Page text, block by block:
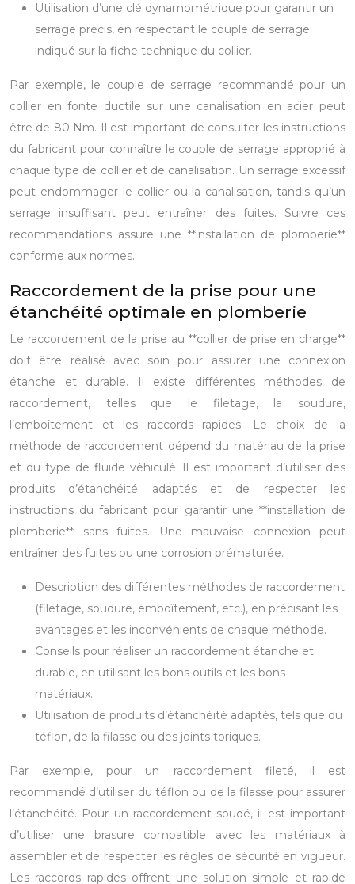
Utilisation d’une clé dynamométrique pour garantir un
serrage précis, en respectant le couple de serrage
indiqué sur la fiche technique du collier.
Par exemple, le couple de serrage recommandé pour un
collier en fonte ductile sur une canalisation en acier peut
être de 80 Nm. Il est important de consulter les instructions
du fabricant pour connaître le couple de serrage approprié à
chaque type de collier et de canalisation. Un serrage excessif
peut endommager le collier ou la canalisation, tandis qu’un
serrage insuffisant peut entraîner des fuites. Suivre ces
recommandations assure une **installation de plomberie**
conforme aux normes.
Raccordement de la prise pour une
étanchéité optimale en plomberie
Le raccordement de la prise au **collier de prise en charge**
doit être réalisé avec soin pour assurer une connexion
étanche et durable. Il existe différentes méthodes de
raccordement, telles que le filetage, la soudure,
l’emboîtement et les raccords rapides. Le choix de la
méthode de raccordement dépend du matériau de la prise
et du type de fluide véhiculé. Il est important d’utiliser des
produits d’étanchéité adaptés et de respecter les
instructions du fabricant pour garantir une **installation de
plomberie** sans fuites. Une mauvaise connexion peut
entraîner des fuites ou une corrosion prématurée.
Description des différentes méthodes de raccordement
(filetage, soudure, emboîtement, etc.), en précisant les
avantages et les inconvénients de chaque méthode.
Conseils pour réaliser un raccordement étanche et
durable, en utilisant les bons outils et les bons
matériaux.
Utilisation de produits d’étanchéité adaptés, tels que du
téflon, de la filasse ou des joints toriques.
Par exemple, pour un raccordement fileté, il est
recommandé d’utiliser du téflon ou de la filasse pour assurer
l’étanchéité. Pour un raccordement soudé, il est important
d’utiliser une brasure compatible avec les matériaux à
assembler et de respecter les règles de sécurité en vigueur.
Les raccords rapides offrent une solution simple et rapide